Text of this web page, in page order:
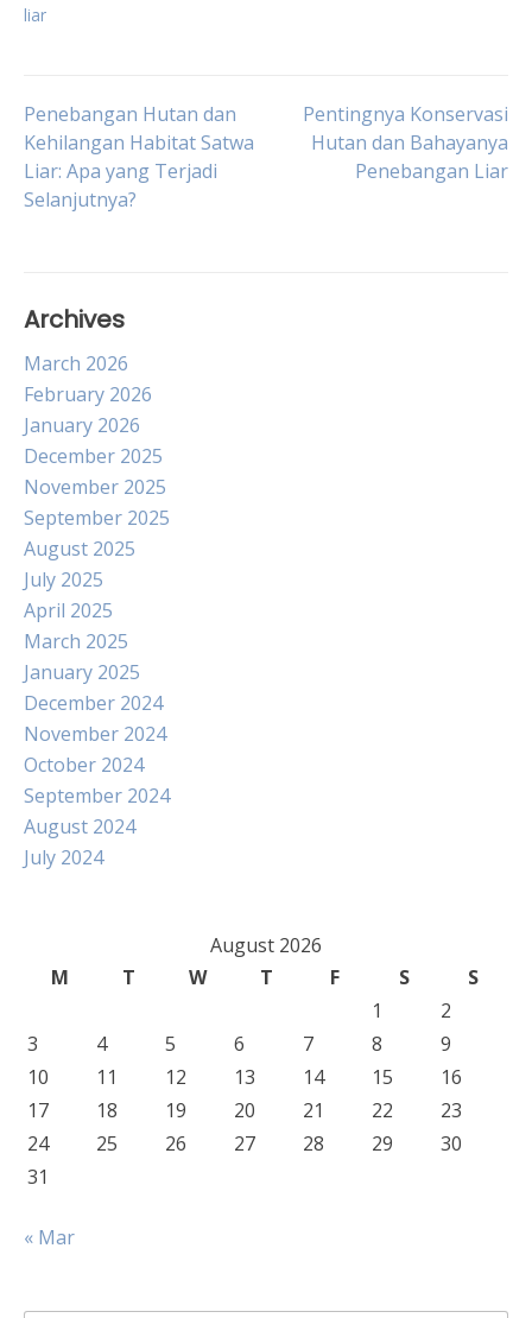
liar
Post
navigation
Penebangan Hutan dan
Kehilangan Habitat Satwa
Liar: Apa yang Terjadi
Selanjutnya?
Pentingnya Konservasi
Hutan dan Bahayanya
Penebangan Liar
Archives
March 2026
February 2026
January 2026
December 2025
November 2025
September 2025
August 2025
July 2025
April 2025
March 2025
January 2025
December 2024
November 2024
October 2024
September 2024
August 2024
July 2024
August 2026
M
T W T F S
S
1
2
3
4 5 6 7 8
9
10
11 12 13 14 15
16
17
18 19 20 21 22
23
24
25 26 27 28 29
30
31
« Mar